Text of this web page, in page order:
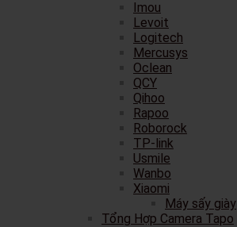
Imou
Levoit
Logitech
Mercusys
Oclean
QCY
Qihoo
Rapoo
Roborock
TP-link
Usmile
Wanbo
Xiaomi
Máy sấy giày
Tổng Hợp Camera Tapo